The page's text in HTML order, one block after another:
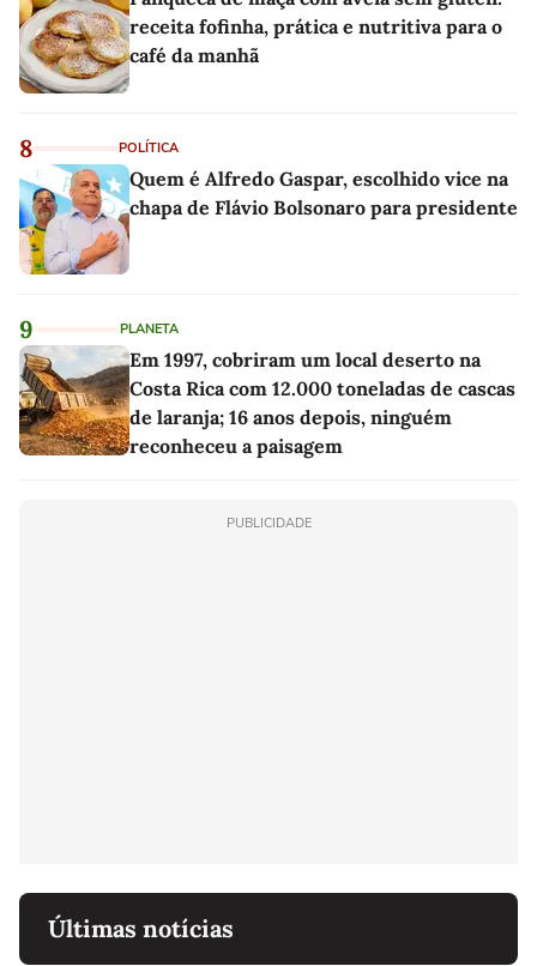
receita fofinha, prática e nutritiva para o
café da manhã
8 POLÍTICA
Quem é Alfredo Gaspar, escolhido vice na
chapa de Flávio Bolsonaro para presidente
9 PLANETA
Em 1997, cobriram um local deserto na
Costa Rica com 12.000 toneladas de cascas
de laranja; 16 anos depois, ninguém
reconheceu a paisagem
PUBLICIDADE
Últimas notícias